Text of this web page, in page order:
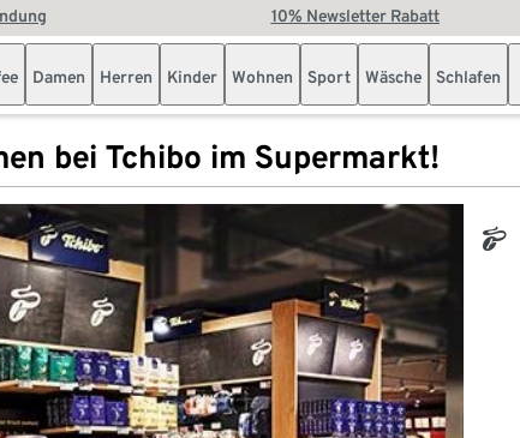
10% Newsletter Rabatt
Damen Herren Kinder Wohnen Sport Wäsche Schlafen
bei Tchibo im Supermarkt!
tchibo_logo